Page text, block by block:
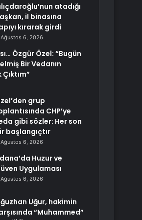
atadığı
il binasına
kırarak girdi
Ağustos 6, 2026
Özgür Özel: “Bugün
Bir Vedanın
grup
CHP’ye
gibi sözler: Her son
başlangıçtır
Ağustos 6, 2026
Huzur ve
Uygulaması
Ağustos 6, 2026
Uğur, hakimin
“Muhammed”